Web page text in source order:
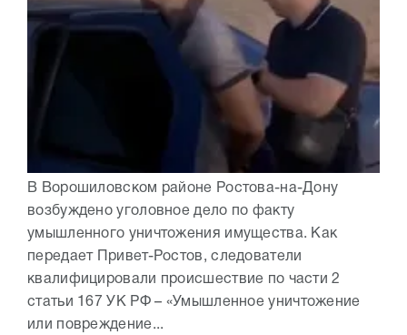
В Ворошиловском районе Ростова-на-Дону
возбуждено уголовное дело по факту
умышленного уничтожения имущества. Как
передает Привет-Ростов, следователи
квалифицировали происшествие по части 2
статьи 167 УК РФ – «Умышленное уничтожение
или повреждение...